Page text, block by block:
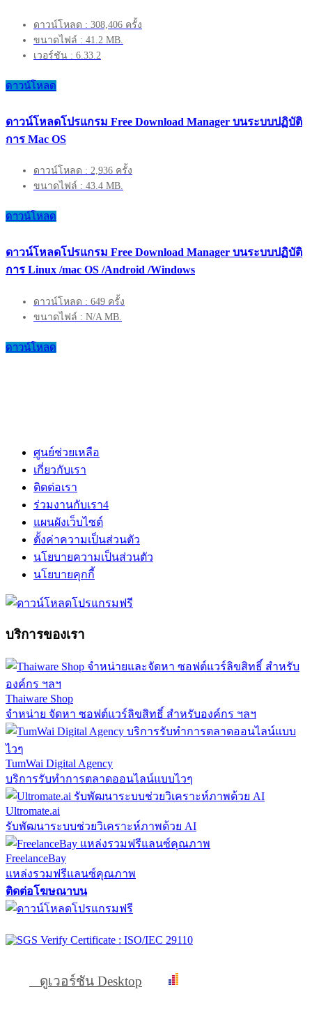
ดาวน์โหลด : 308,406 ครั้ง
ขนาดไฟล์ : 41.2 MB.
เวอร์ชัน : 6.33.2
ดาวน์โหลด
ดาวน์โหลดโปรแกรม Free Download Manager บนระบบปฏิบัติ
การ Mac OS
ดาวน์โหลด : 2,936 ครั้ง
ขนาดไฟล์ : 43.4 MB.
ดาวน์โหลด
ดาวน์โหลดโปรแกรม Free Download Manager บนระบบปฏิบัติ
การ Linux /mac OS /Android /Windows
ดาวน์โหลด : 649 ครั้ง
ขนาดไฟล์ : N/A MB.
ดาวน์โหลด
ศูนย์ช่วยเหลือ
เกี่ยวกับเรา
ติดต่อเรา
ร่วมงานกับเรา4
แผนผังเว็บไซต์
ตั้งค่าความเป็นส่วนตัว
นโยบายความเป็นส่วนตัว
นโยบายคุกกี้
บริการของเรา
Thaiware Shop
จำหน่าย จัดหา ซอฟต์แวร์ลิขสิทธิ์ สำหรับองค์กร ฯลฯ
TumWai Digital Agency
บริการรับทำการตลาดออนไลน์แบบไวๆ
Ultromate.ai
รับพัฒนาระบบช่วยวิเคราะห์ภาพด้วย AI
FreelanceBay
แหล่งรวมฟรีแลนซ์คุณภาพ
ติดต่อโฆษณาบน
ดูเวอร์ชัน Desktop